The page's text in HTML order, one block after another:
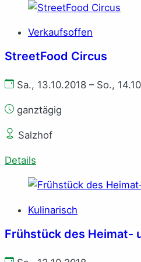
Verkaufsoffen
StreetFood Circus
Sa., 13.10.2018 – So.,
ganztägig
Salzhof
Details
Kulinarisch
Frühstück des Heimat-